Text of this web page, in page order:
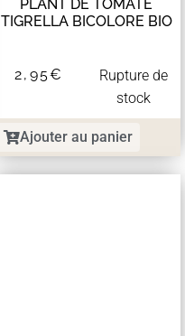
PLANT DE TOMATE
TIGRELLA BICOLORE BIO
2,95€
Rupture de
stock
Ajouter au panier